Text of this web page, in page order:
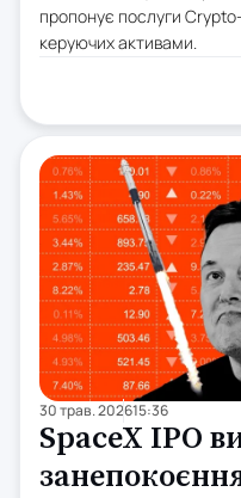
пропонує послуги
керуючих активами.
30 трав. 202615:36
SpaceX IPO